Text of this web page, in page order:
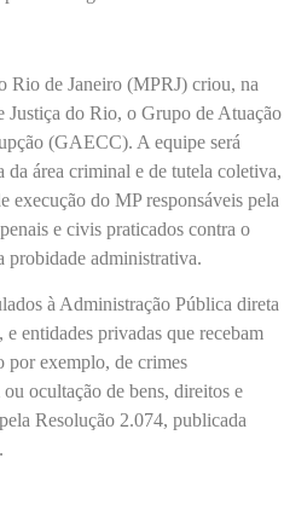
Rio de Janeiro (MPRJ) criou, na
Justiça do Rio, o Grupo de Atuação
(GAECC). A equipe será
da área criminal e de tutela coletiva,
execução do MP responsáveis pela
e civis praticados contra o
probidade administrativa.
à Administração Pública direta
entidades privadas que recebam
por exemplo, de crimes
ocultação de bens, direitos e
Resolução 2.074, publicada